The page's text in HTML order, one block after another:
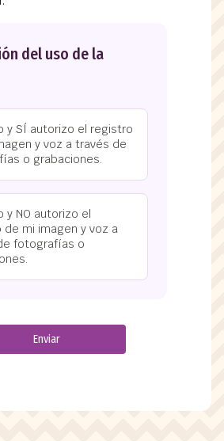
del uso de la
y SÍ autorizo el registro
y voz a través de
o grabaciones.
y NO autorizo el
de mi imagen y voz a
fotografías o